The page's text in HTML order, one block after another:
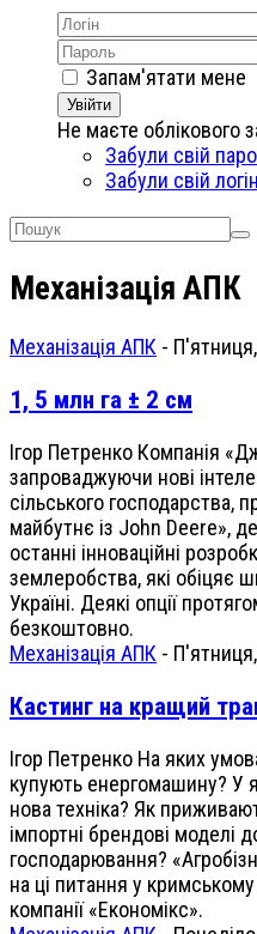
Запам'ятати мене
Увійти
Не маєте облікового
Забули свій
Забули свій
Механізація АПК
Механізація АПК -
1, 5 млн га ± 2 см
Ігор Петренко Компанія
запроваджуючи нові
сільського господарства,
майбутнє із John Deere»,
останні інноваційні
землеробства, які обіцяє
Україні. Деякі опції
безкоштовно.
Механізація АПК -
Кастинг на кращий
Ігор Петренко На яких
купують енергомашину? У
нова техніка? Як
імпортні брендові моделі
господарювання?
на ці питання у
компанії «Економікс».